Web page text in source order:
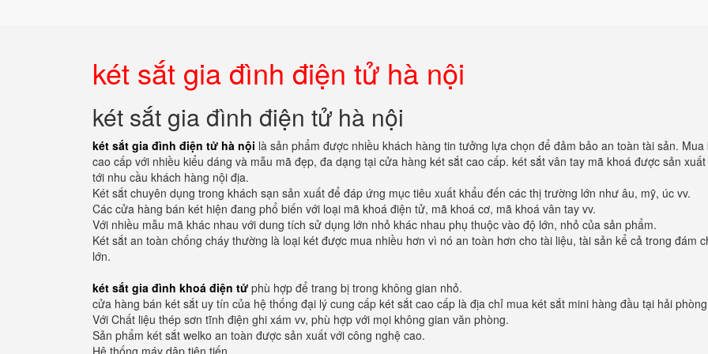
két sắt gia đình điện tử hà nội
két sắt gia đình điện tử hà nội
két sắt gia đình điện tử hà nội là sản phẩm được nhiều khách hàng tin tưởng lựa chọn để đảm bảo an toàn tài sản. Mua
cao cấp với nhiều kiểu dáng và mẫu mã đẹp, đa dạng tại cửa hàng két sắt cao cấp. két sắt vân tay mã khoá được sản
tới nhu cầu khách hàng nội địa.
Két sắt chuyên dụng trong khách sạn sản xuất để đáp ứng mục tiêu xuất khẩu đến các thị trường lớn như âu, mỹ, úc vv.
Các cửa hàng bán két hiện đang phổ biến với loại mã khoá điện tử, mã khoá cơ, mã khoá vân tay vv.
Với nhiều mẫu mã khác nhau với dung tích sử dụng lớn nhỏ khác nhau phụ thuộc vào độ lớn, nhỏ của sản phẩm.
Két sắt an toàn chống cháy thường là loại két được mua nhiều hơn vì nó an toàn hơn cho tài liệu, tài sản kể cả trong đám
lớn.
két sắt gia đình khoá điện tử phù hợp để trang bị trong không gian nhỏ.
cửa hàng bán két sắt uy tín của hệ thống đại lý cung cấp két sắt cao cấp là địa chỉ mua két sắt mini hàng đầu tại hải
Với Chất liệu thép sơn tĩnh điện ghi xám vv, phù hợp với mọi không gian văn phòng.
Sản phẩm két sắt welko an toàn được sản xuất với công nghệ cao.
Hệ thống máy dập tiên tiến.